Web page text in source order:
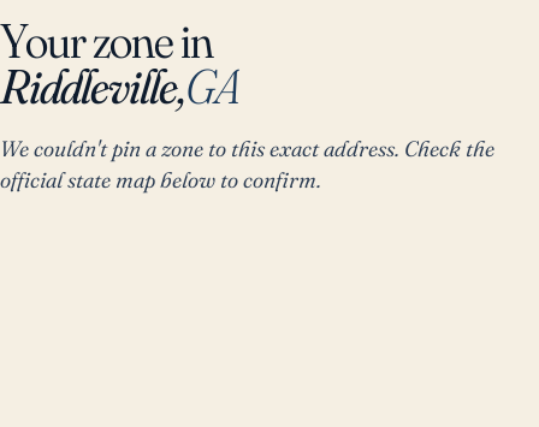
Your zone in
Riddleville,GA
We couldn't pin a zone to this exact address. Check the
official state map below to confirm.